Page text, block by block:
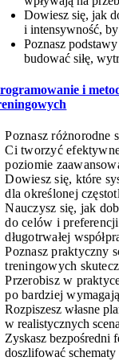
Dowiesz się, jak
i intensywność,
Poznasz
budować siłę,
i
Poznasz różnorodne
Ci tworzyć
poziomie
Dowiesz się, które
dla określonej
Nauczysz się, jak
do celów i
długotrwałej
Poznasz praktyczny
treningowych
Przerobisz w
po bardziej
Rozpiszesz własne
w realistycznych
Zyskasz bezpośredni
doszlifować